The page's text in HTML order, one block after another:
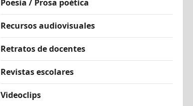
Poesía / Prosa poética
Recursos audiovisuales
Retratos de docentes
Revistas escolares
Videoclips